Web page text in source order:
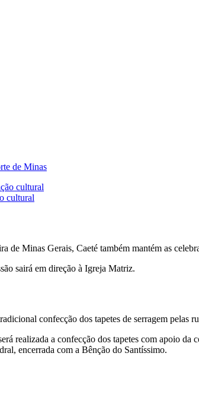
de Minas
cultural
de Minas Gerais, Caeté também mantém as
sairá em direção à Igreja Matriz.
confecção dos tapetes de serragem pelas
realizada a confecção dos tapetes com apoio
encerrada com a Bênção do Santíssimo.